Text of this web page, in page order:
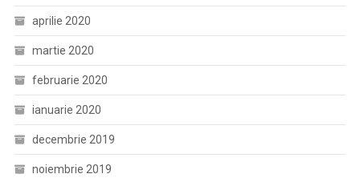
aprilie 2020
martie 2020
februarie 2020
ianuarie 2020
decembrie 2019
noiembrie 2019